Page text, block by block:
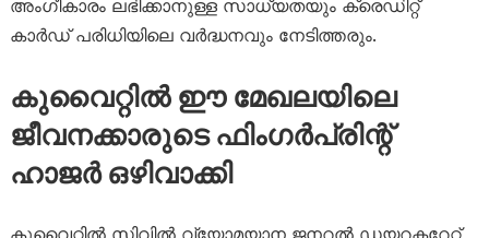
അംഗീകാരം ലഭിക്കാനുള്ള സാധ്യതയും ക്രെഡിറ്റ്
കാർഡ് പരിധിയിലെ വർദ്ധനവും നേടിത്തരും.
കുവൈറ്റിൽ ഈ മേഖലയിലെ
ജീവനക്കാരുടെ ഫിംഗർപ്രിന്റ്
ഹാജർ ഒഴിവാക്കി